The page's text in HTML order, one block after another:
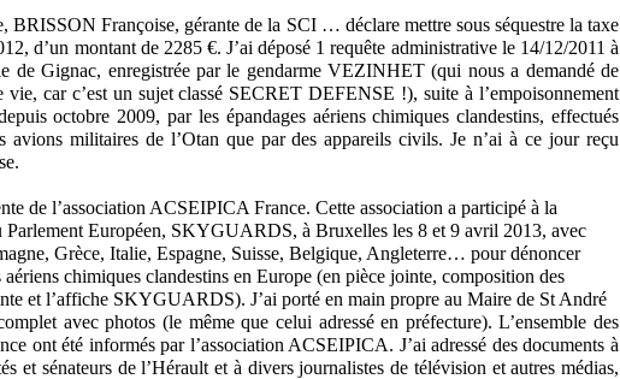
BRISSON Françoise, gérante de la SCI … déclare mettre sous séquestre la taxe
d’un montant de 2285 €. J’ai déposé 1 requête administrative le 14/12/2011 à
de Gignac, enregistrée par le gendarme VEZINHET (qui nous a demandé de
vie, car c’est un sujet classé SECRET DEFENSE !), suite à l’empoisonnement
octobre 2009, par les épandages aériens chimiques clandestins, effectués
avions militaires de l’Otan que par des appareils civils. Je n’ai à ce jour reçu
de l’association ACSEIPICA France. Cette association a participé à la
Parlement Européen, SKYGUARDS, à Bruxelles les 8 et 9 avril 2013, avec
Grèce, Italie, Espagne, Suisse, Belgique, Angleterre… pour dénoncer
aériens chimiques clandestins en Europe (en pièce jointe, composition des
et l’affiche SKYGUARDS). J’ai porté en main propre au Maire de St André
avec photos (le même que celui adressé en préfecture). L’ensemble des
ont été informés par l’association ACSEIPICA. J’ai adressé des documents à
et sénateurs de l’Hérault et à divers journalistes de télévision et autres médias,